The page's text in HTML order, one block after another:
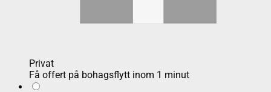
Privat
Få offert på bohagsflytt inom 1 minut